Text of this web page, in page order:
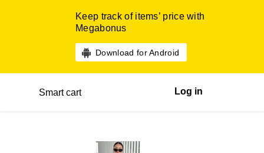
Keep track of items’ price with
Megabonus
Download for Android
Smart cart Log in